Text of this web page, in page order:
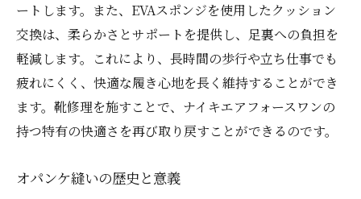
ートします。また、EVAスポンジを使用したクッション
交換は、柔らかさとサポートを提供し、足裏への負担を
軽減します。これにより、長時間の歩行や立ち仕事でも
疲れにくく、快適な履き心地を長く維持することができ
ます。靴修理を施すことで、ナイキエアフォースワンの
持つ特有の快適さを再び取り戻すことができるのです。
オパンケ縫いの歴史と意義